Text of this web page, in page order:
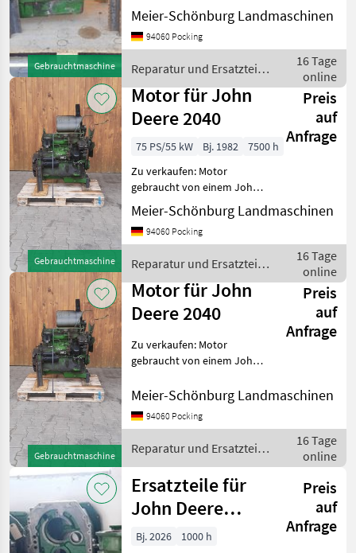
Gebrauchtmaschine
7800 Wir sind Händler,
Reparaturwerkstatt speziell
für JohnDeere Traktoren an
Tausende n
Meier-Schönburg Landmaschinen
94060 Pocking
Reparatur und Ersatzteile
/ John Deere
16 Tage
online
Gebrauchtmaschine
Motor für John
Deere 2040
Preis
auf
Anfrage
75 PS/55 kW Bj. 1982
7500 h
Zu verkaufen: Motor
gebraucht von einem John
Deere 2040 Passt in 1640,
2040, 2250, 2450. Passt
teilweise auch in 2140, 2250,
und R
Meier-Schönburg Landmaschinen
94060 Pocking
Reparatur und Ersatzteile
/ John Deere
16 Tage
online
Gebrauchtmaschine
Motor für John
Deere 2040
Preis
auf
Anfrage
Zu verkaufen: Motor
gebraucht von einem John
2040, 2250, 2450. Passt
teilweise auch in 2140, 2250,
2650, 2850 Wir sind Händler
Meier-Schönburg Landmaschinen
94060 Pocking
Reparatur und Ersatzteile
/ John Deere
16 Tage
online
Ersatzteile für
John Deere
Getriebe
Preis
auf
Anfrage
Bj. 2026
1000 h